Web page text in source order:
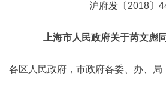
沪府发〔2018〕
上海市人民政府关于芮文彪
各区人民政府，市政府各委、办、局